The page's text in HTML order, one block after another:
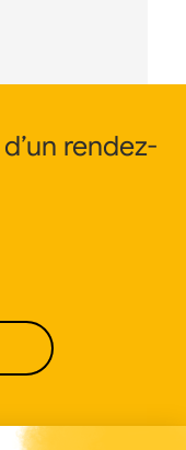
rendez-